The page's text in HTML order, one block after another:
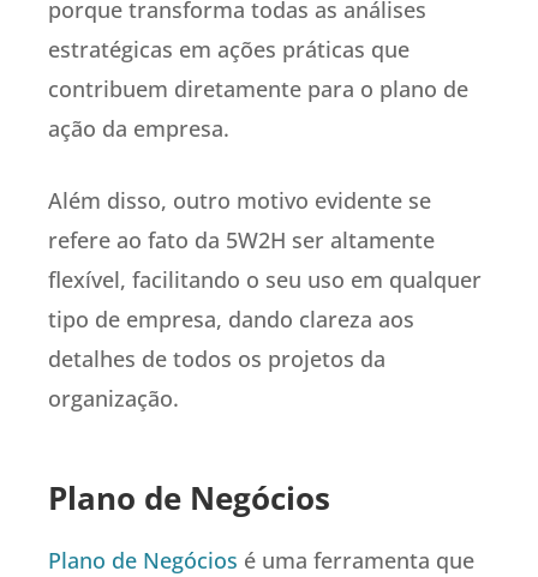
porque transforma todas as análises
estratégicas em ações práticas que
contribuem diretamente para o plano de
ação da empresa.
Além disso, outro motivo evidente se
refere ao fato da 5W2H ser altamente
flexível, facilitando o seu uso em qualquer
tipo de empresa, dando clareza aos
detalhes de todos os projetos da
organização.
Plano de Negócios
Plano de Negócios é uma ferramenta que